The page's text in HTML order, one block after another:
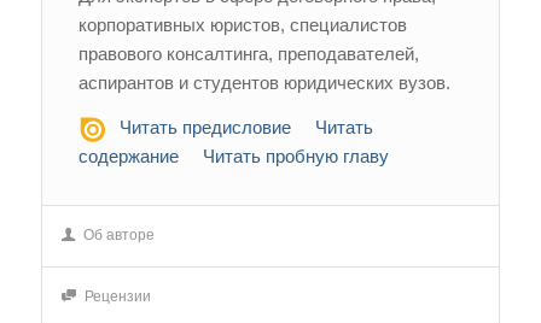
корпоративных юристов, специалистов
правового консалтинга, преподавателей,
аспирантов и студентов юридических вузов.
Читать предисловие
Читать
содержание
Читать пробную главу
Об авторе
Рецензии